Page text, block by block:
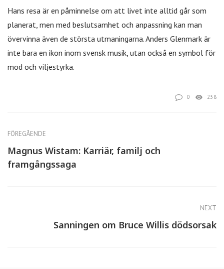
Hans resa är en påminnelse om att livet inte alltid går som
planerat, men med beslutsamhet och anpassning kan man
övervinna även de största utmaningarna. Anders Glenmark är
inte bara en ikon inom svensk musik, utan också en symbol för
mod och viljestyrka.
0 238
FÖREGÅENDE
Magnus Wistam: Karriär, familj och
framgångssaga
NEXT
Sanningen om Bruce Willis dödsorsak